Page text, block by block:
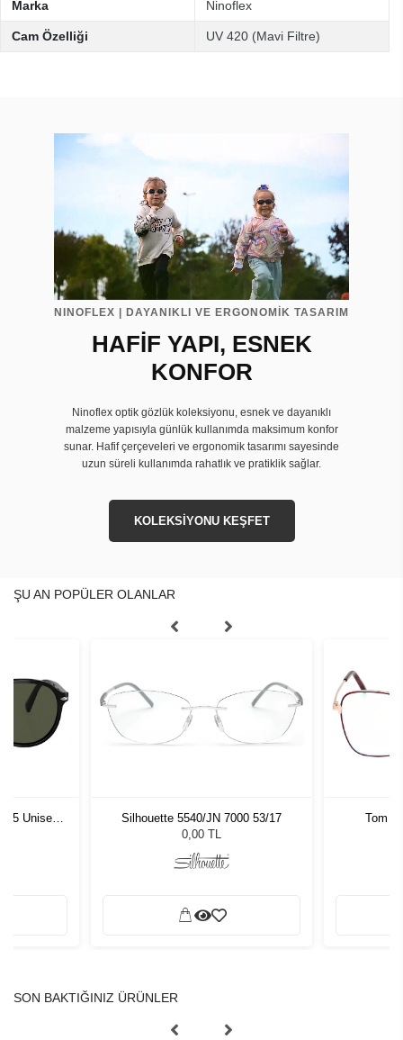
Marka Ninoflex
Cam Özelliği UV 420 (Mavi Filtre)
NINOFLEX | DAYANIKLI VE ERGONOMİK TASARIM
HAFİF YAPI, ESNEK
KONFOR
Ninoflex optik gözlük koleksiyonu, esnek ve dayanıklı
malzeme yapısıyla günlük kullanımda maksimum konfor
sunar. Hafif çerçeveleri ve ergonomik tasarımı sayesinde
uzun süreli kullanımda rahatlık ve pratiklik sağlar.
KOLEKSİYONU KEŞFET
ŞU AN POPÜLER OLANLAR
55 Unisex
Silhouette 5540/JN 7000 53/17
0,00 TL
Tom
SON BAKTIĞINIZ ÜRÜNLER